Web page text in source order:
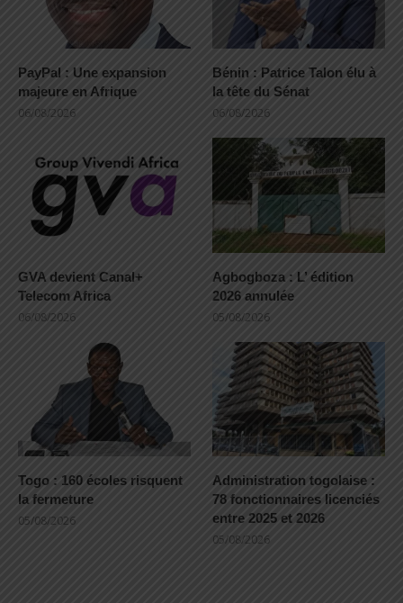
PayPal : Une expansion
majeure en Afrique
06/08/2026
Bénin : Patrice Talon élu à
la tête du Sénat
06/08/2026
GVA devient Canal+
Telecom Africa
06/08/2026
Agbogboza : L’ édition
2026 annulée
05/08/2026
Togo : 160 écoles risquent
la fermeture
05/08/2026
Administration togolaise :
78 fonctionnaires licenciés
entre 2025 et 2026
05/08/2026